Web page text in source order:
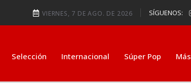
VIERNES, 7 DE AGO. DE 2026 SÍGUENOS:
Selección Internacional Súper Pop Más